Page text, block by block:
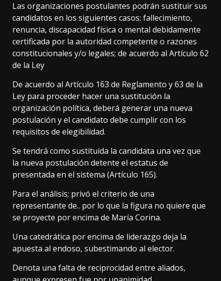
Las organizaciones postulantes podrán sustituir sus
candidatos en los siguientes casos: fallecimiento,
renuncia, discapacidad física o mental debidamente
certificada por la autoridad competente o razones
constitucionales y/o legales; de acuerdo al Artículo 62
de la Ley
De acuerdo al Artículo 163 de Reglamento y 63 de la
Ley para proceder hacer una sustitución la
organización política, deberá generar una nueva
postulación y el candidato debe cumplir con los
requisitos de elegibilidad.
Se tendrá como sustituida la candidata una vez que
la nueva postulación detente el estatus de
presentada en el sistema (Artículo 165).
Para el análisis; privó el criterio de una
representante de.. por lo que la figura no quiere que
se proyecte por encima de María Corina.
Una catedrática por encima de liderazgo deja la
apuesta al endoso, subestimando al elector.
Denota una falta de reciprocidad entre aliados,